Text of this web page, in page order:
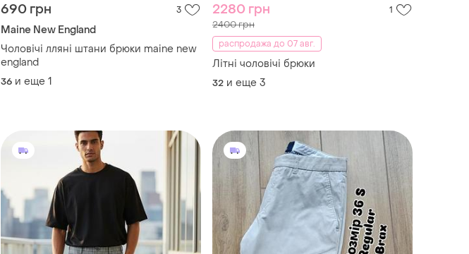
690 грн 3
Maine New England
Чоловічі лляні штани брюки maine new
england
36 и еще 1
2280 грн 1
2400 грн
распродажа до 07 авг.
Літні чоловічі брюки
32 и еще 3